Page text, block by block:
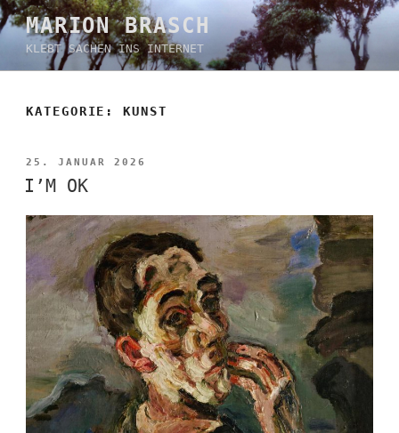
Zum
Inhalt
springen
MARION BRASCH
KLEBT SACHEN INS INTERNET
KATEGORIE:KUNST
VERÖFFENTLICHT
AM
25. JANUAR 2026
I’M OK